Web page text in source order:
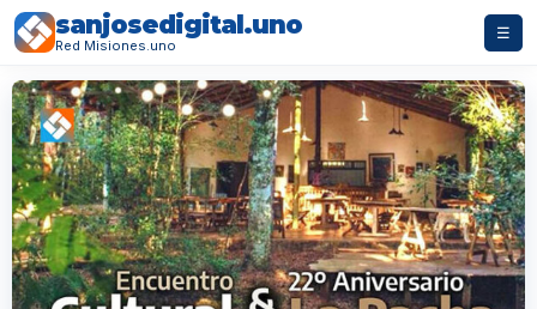
sanjosedigital.uno
Red Misiones.uno
☰